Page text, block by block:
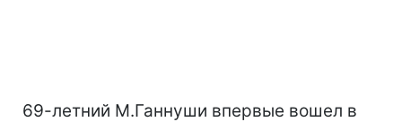
69-летний М.Ганнуши впервые вошел в